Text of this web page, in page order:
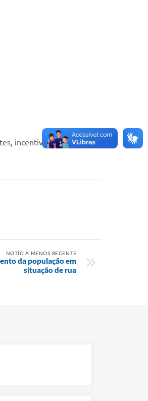
incentivando a denúncia
NOTÍCIA MENOS RECENTE
da população em
situação de rua